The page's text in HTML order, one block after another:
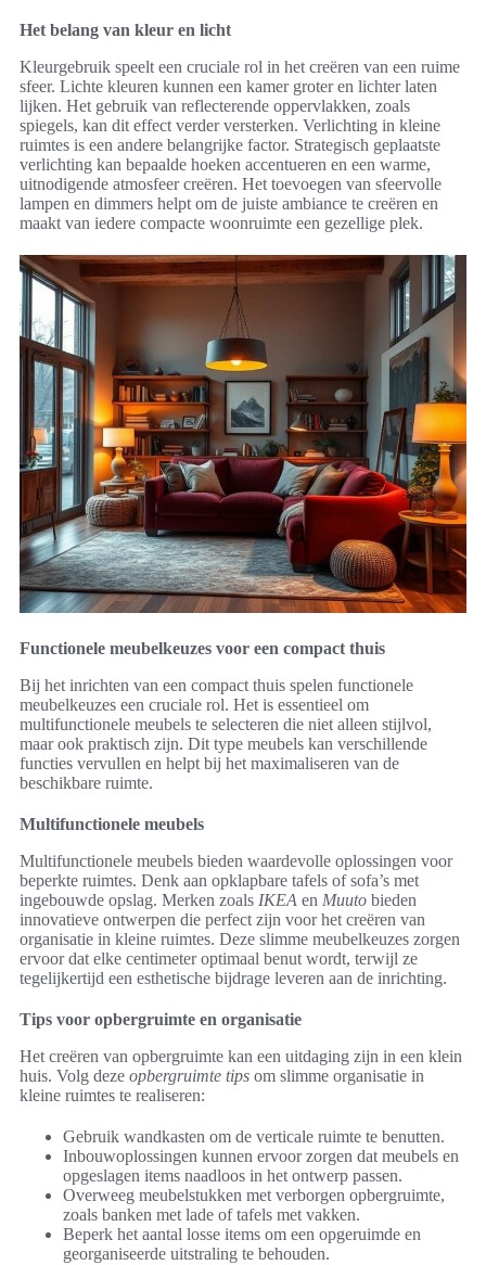
Het belang van kleur en licht
Kleurgebruik speelt een cruciale rol in het creëren van een ruime
sfeer. Lichte kleuren kunnen een kamer groter en lichter laten
lijken. Het gebruik van reflecterende oppervlakken, zoals
spiegels, kan dit effect verder versterken. Verlichting in kleine
ruimtes is een andere belangrijke factor. Strategisch geplaatste
verlichting kan bepaalde hoeken accentueren en een warme,
uitnodigende atmosfeer creëren. Het toevoegen van sfeervolle
lampen en dimmers helpt om de juiste ambiance te creëren en
maakt van iedere compacte woonruimte een gezellige plek.
Functionele meubelkeuzes voor een compact thuis
Bij het inrichten van een compact thuis spelen functionele
meubelkeuzes een cruciale rol. Het is essentieel om
multifunctionele meubels te selecteren die niet alleen stijlvol,
maar ook praktisch zijn. Dit type meubels kan verschillende
functies vervullen en helpt bij het maximaliseren van de
beschikbare ruimte.
Multifunctionele meubels
Multifunctionele meubels bieden waardevolle oplossingen voor
beperkte ruimtes. Denk aan opklapbare tafels of sofa’s met
ingebouwde opslag. Merken zoals IKEA en Muuto bieden
innovatieve ontwerpen die perfect zijn voor het creëren van
organisatie in kleine ruimtes. Deze slimme meubelkeuzes zorgen
ervoor dat elke centimeter optimaal benut wordt, terwijl ze
tegelijkertijd een esthetische bijdrage leveren aan de inrichting.
Tips voor opbergruimte en organisatie
Het creëren van opbergruimte kan een uitdaging zijn in een klein
huis. Volg deze opbergruimte tips om slimme organisatie in
kleine ruimtes te realiseren:
Gebruik wandkasten om de verticale ruimte te benutten.
Inbouwoplossingen kunnen ervoor zorgen dat meubels en
opgeslagen items naadloos in het ontwerp passen.
Overweeg meubelstukken met verborgen opbergruimte,
zoals banken met lade of tafels met vakken.
Beperk het aantal losse items om een opgeruimde en
georganiseerde uitstraling te behouden.